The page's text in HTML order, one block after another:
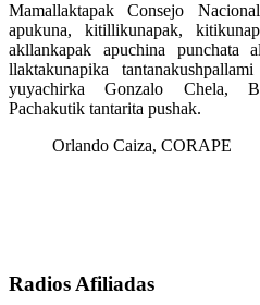
Mamallaktapak Consejo
apukuna, kitillikunapak,
akllankapak apuchina punchata
llaktakunapika
yuyachirka Gonzalo Chela,
Pachakutik tantarita pushak.
Orlando Caiza, CORAPE
Radios Afiliadas